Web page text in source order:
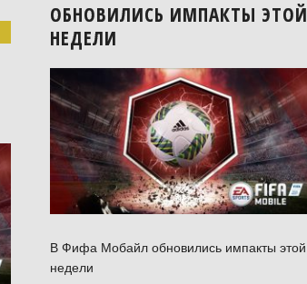
ОБНОВИЛИСЬ ИМПАКТЫ ЭТОЙ
НЕДЕЛИ
В Фифа Мобайл обновились импакты этой
недели